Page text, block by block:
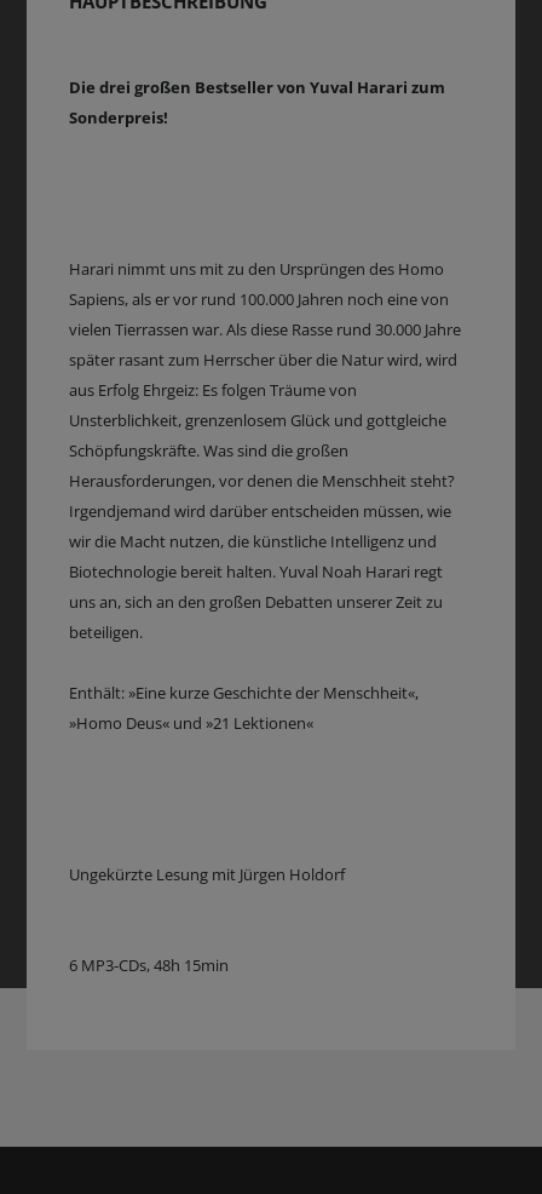
Die drei großen Bestseller von Yuval Harari zum
Sonderpreis!
Harari nimmt uns mit zu den Ursprüngen des Homo
Sapiens, als er vor rund 100.000 Jahren noch eine von
vielen Tierrassen war. Als diese Rasse rund 30.000 Jahre
später rasant zum Herrscher über die Natur wird, wird
aus Erfolg Ehrgeiz: Es folgen Träume von
Unsterblichkeit, grenzenlosem Glück und gottgleiche
Schöpfungskräfte. Was sind die großen
Herausforderungen, vor denen die Menschheit steht?
Irgendjemand wird darüber entscheiden müssen, wie
wir die Macht nutzen, die künstliche Intelligenz und
Biotechnologie bereit halten. Yuval Noah Harari regt
uns an, sich an den großen Debatten unserer Zeit zu
beteiligen.
Enthält: »Eine kurze Geschichte der Menschheit«,
»Homo Deus« und »21 Lektionen«
Ungekürzte Lesung mit Jürgen Holdorf
6 MP3-CDs, 48h 15min